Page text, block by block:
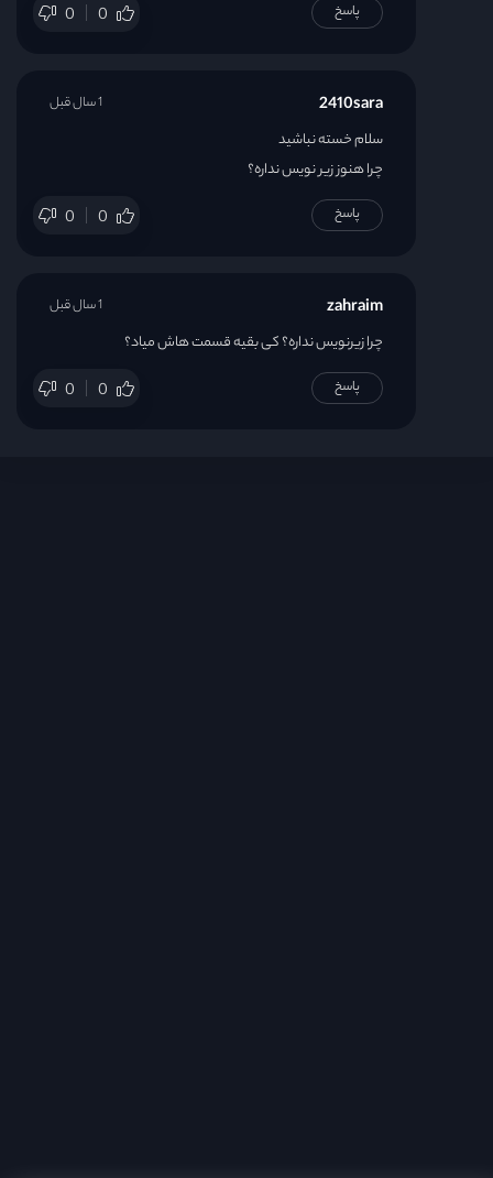
0 0 پاسخ
2410sara
سلام خسته نباشید
چرا هنوز زیر نویس نداره؟
0 0
1 سال قبل
پاسخ
zahraim
چرا زیرنویس نداره؟ کی بقیه قسمت هاش میاد؟
0 0
1 سال قبل
پاسخ